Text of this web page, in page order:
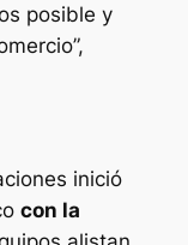
posible y
inició
con la